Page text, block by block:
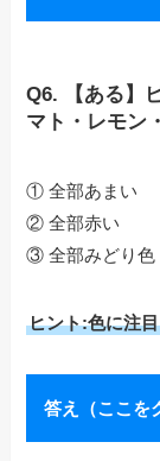
Q6. 【ある】
マト・レモン
① 全部あまい
② 全部赤い
③ 全部みどり色
ヒント:色に注
答え（ここを